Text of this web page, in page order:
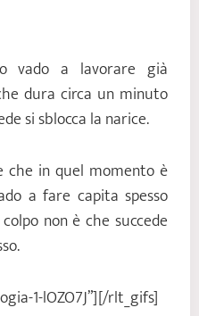
vado a lavorare già
dura circa un minuto
si sblocca la narice.
che in quel momento è
a fare capita spesso
non è che succede
1-lOZO7J”][/rlt_gifs]